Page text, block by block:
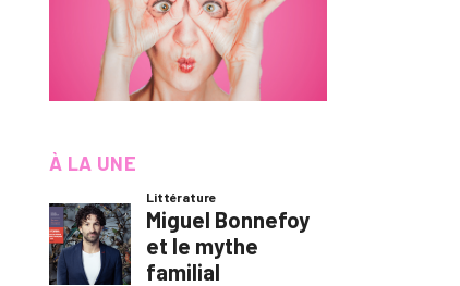
À LA UNE